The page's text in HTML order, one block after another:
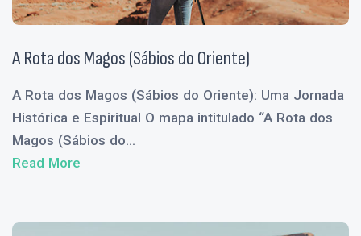
A Rota dos Magos (Sábios do Oriente)
A Rota dos Magos (Sábios do Oriente): Uma Jornada
Histórica e Espiritual O mapa intitulado “A Rota dos
Magos (Sábios do...
Read More